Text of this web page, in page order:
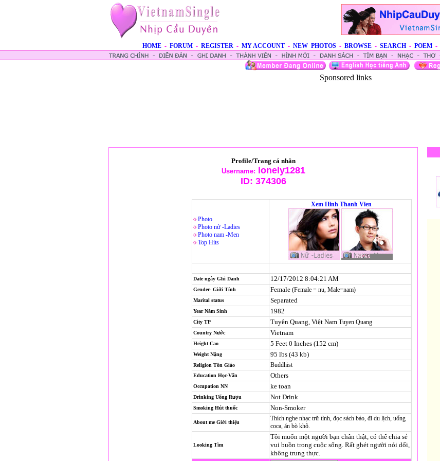
HOME - FORUM - REGISTER - MY ACCOUNT - NEW PHOTOS - BROWSE - SEARCH - POEM -
Sponsored links
Profile/Trang cá nhân
Username:
lonely1281
ID: 374306
Photo
Photo nử -Ladies
Photo nam -Men
Top Hits
Xem Hinh Thanh Vien
Date ngày Ghi Danh 12/17/2012 8:04:21 AM
Gender- Giới Tính Female (Female = nu, Male=nam)
Marital status Separated
Year Năm Sinh 1982
City TP Tuyên Quang, Việt Nam Tuyen Quang
Country Nước Vietnam
Height Cao 5 Feet 0 Inches (152 cm)
Weight Nặng 95 lbs (43 kb)
Religion Tôn Giáo Buddhist
Education Học-Vấn Others
Occupation NN ke toan
Drinking Uống Rượu Not Drink
Smoking Hút thuốc Non-Smoker
About me Giới thiệu
Thích nghe nhạc trữ tình, đọc sách báo, đi du lịch, uống
coca, ăn bò khô.
Looking Tìm
Tôi muốn một người bạn chân thật, có thể chia sẻ
vui buồn trong cuộc sống. Rất ghét người nói dối,
không trung thực.